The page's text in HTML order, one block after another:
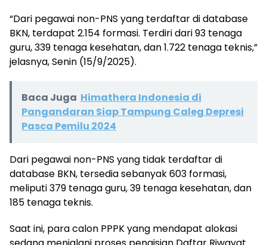
“Dari pegawai non-PNS yang terdaftar di database
BKN, terdapat 2.154 formasi. Terdiri dari 93 tenaga
guru, 339 tenaga kesehatan, dan 1.722 tenaga teknis,”
jelasnya, Senin (15/9/2025).
Baca Juga Himathera Indonesia di
Pangandaran Siap Tampung Caleg Depresi
Pasca Pemilu 2024
Dari pegawai non-PNS yang tidak terdaftar di
database BKN, tersedia sebanyak 603 formasi,
meliputi 379 tenaga guru, 39 tenaga kesehatan, dan
185 tenaga teknis.
Saat ini, para calon PPPK yang mendapat alokasi